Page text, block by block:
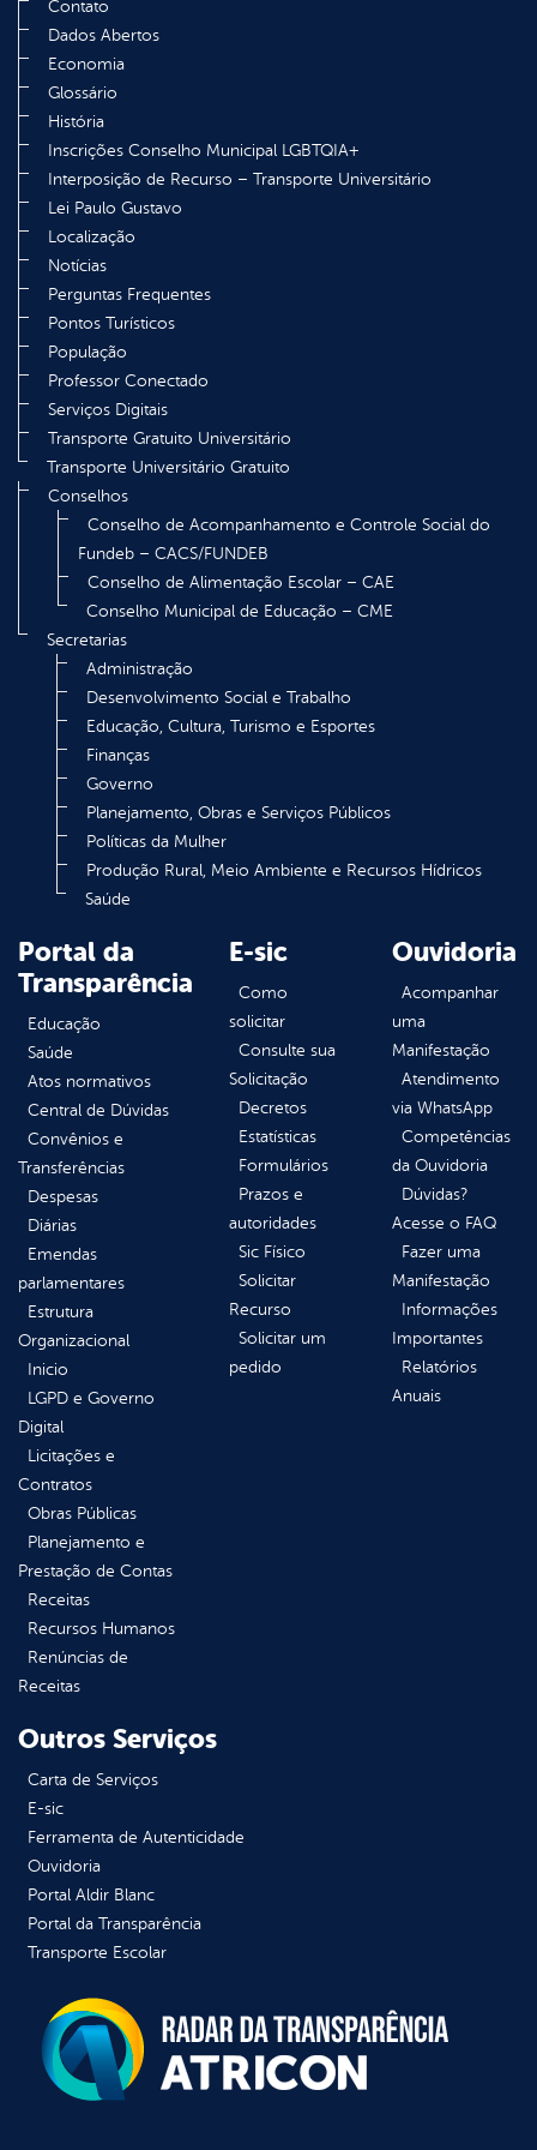
Contato
Dados Abertos
Economia
Glossário
História
Inscrições Conselho Municipal LGBTQIA+
Interposição de Recurso – Transporte Universitário
Lei Paulo Gustavo
Localização
Notícias
Perguntas Frequentes
Pontos Turísticos
População
Professor Conectado
Serviços Digitais
Transporte Gratuito Universitário
Transporte Universitário Gratuito
Conselhos
Conselho de Acompanhamento e Controle Social do
Fundeb – CACS/FUNDEB
Conselho de Alimentação Escolar – CAE
Conselho Municipal de Educação – CME
Secretarias
Administração
Desenvolvimento Social e Trabalho
Educação, Cultura, Turismo e Esportes
Finanças
Governo
Planejamento, Obras e Serviços Públicos
Políticas da Mulher
Produção Rural, Meio Ambiente e Recursos Hídricos
Saúde
Portal da
Transparência
Educação
Saúde
Atos normativos
Central de Dúvidas
Convênios e
Transferências
Despesas
Diárias
Emendas
parlamentares
Estrutura
Organizacional
Inicio
LGPD e Governo
Digital
Licitações e
Contratos
Obras Públicas
Planejamento e
Prestação de Contas
Receitas
Recursos Humanos
Renúncias de
Receitas
E-sic
Como
solicitar
Consulte sua
Solicitação
Decretos
Estatísticas
Formulários
Prazos e
autoridades
Sic Físico
Solicitar
Recurso
Solicitar um
pedido
Ouvidoria
Acompanhar
uma
Manifestação
Atendimento
via WhatsApp
Competências
da Ouvidoria
Dúvidas?
Acesse o FAQ
Fazer uma
Manifestação
Informações
Importantes
Relatórios
Anuais
Outros Serviços
Carta de Serviços
E-sic
Ferramenta de Autenticidade
Ouvidoria
Portal Aldir Blanc
Portal da Transparência
Transporte Escolar